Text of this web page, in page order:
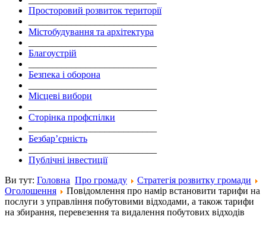
Просторовий розвиток території
Містобудування та архітектура
Благоустрій
Безпека і оборона
Місцеві вибори
Сторінка профспілки
Безбар’єрність
Публічні інвестиції
Ви тут: Головна Про громаду
Стратегія розвитку громади
Оголошення
Повідомлення про намір встановити тарифи на
послуги з управління побутовими відходами, а також тарифи
на збирання, перевезення та видалення побутових відходів